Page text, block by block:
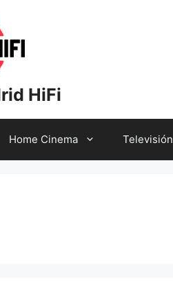
HiFi
Home Cinema Televisión